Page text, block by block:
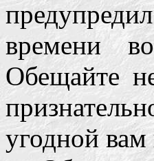
времени
Обещайте
угодной